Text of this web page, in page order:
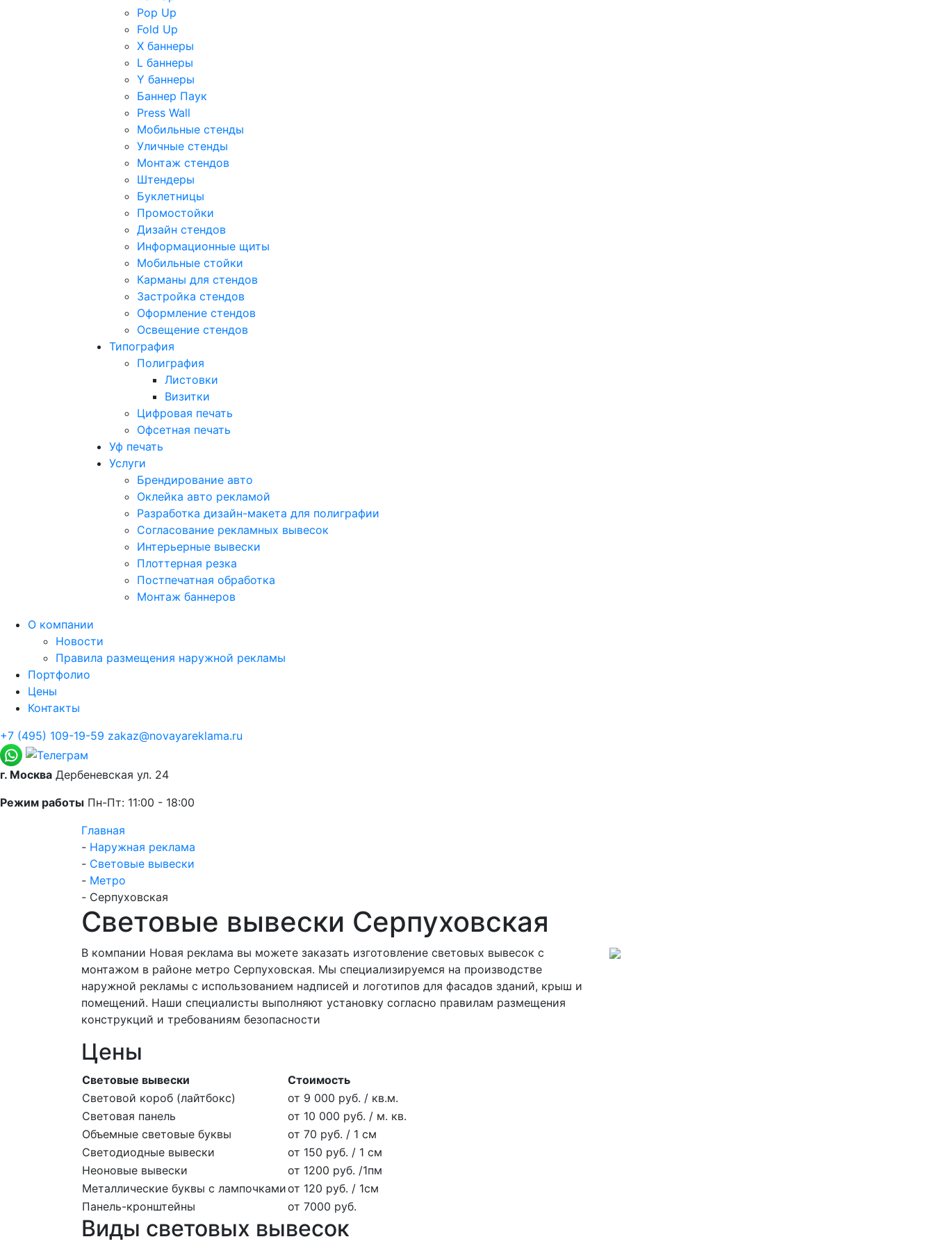
Pop Up
Fold Up
Х баннеры
L баннеры
Y баннеры
Баннер Паук
Press Wall
Мобильные стенды
Уличные стенды
Монтаж стендов
Штендеры
Буклетницы
Промостойки
Дизайн стендов
Информационные щиты
Мобильные стойки
Карманы для стендов
Застройка стендов
Оформление стендов
Освещение стендов
Типография
Полиграфия
Листовки
Визитки
Цифровая печать
Офсетная печать
Уф печать
Услуги
Брендирование авто
Оклейка авто рекламой
Разработка дизайн-макета для полиграфии
Согласование рекламных вывесок
Интерьерные вывески
Плоттерная резка
Постпечатная обработка
Монтаж баннеров
О компании
Новости
Правила размещения наружной рекламы
Портфолио
Цены
Контакты
+7 (495) 109-19-59 zakaz@novayareklama.ru
г. Москва Дербеневская ул. 24
Режим работы Пн-Пт: 11:00 - 18:00
Главная
- Наружная реклама
- Световые вывески
- Метро
- Серпуховская
Световые вывески Серпуховская
В компании Новая реклама вы можете заказать изготовление световых вывесок с
монтажом в районе метро Серпуховская. Мы специализируемся на производстве
наружной рекламы с использованием надписей и логотипов для фасадов зданий, крыш и
помещений. Наши специалисты выполняют установку согласно правилам размещения
конструкций и требованиям безопасности
Цены
Световые вывески
Стоимость
Световой короб (лайтбокс)
от 9 000 руб. / кв.м.
Световая панель
от 10 000 руб. / м. кв.
Объемные световые буквы
от 70 руб. / 1 см
Светодиодные вывески
от 150 руб. / 1 см
Неоновые вывески
от 1200 руб. /1пм
Металлические буквы с лампочкамиот 120 руб. / 1см
Панель-кронштейны
от 7000 руб.
Виды световых вывесок